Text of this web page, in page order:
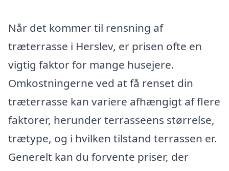
Når det kommer til rensning af
træterrasse i Herslev, er prisen ofte en
vigtig faktor for mange husejere.
Omkostningerne ved at få renset din
træterrasse kan variere afhængigt af flere
faktorer, herunder terrasseens størrelse,
trætype, og i hvilken tilstand terrassen er.
Generelt kan du forvente priser, der